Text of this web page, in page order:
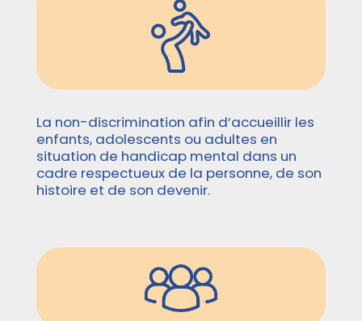
La non-discrimination afin d’accueillir les
enfants, adolescents ou adultes en
situation de handicap mental dans un
cadre respectueux de la personne, de son
histoire et de son devenir.